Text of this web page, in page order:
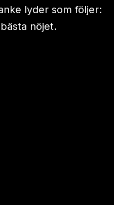
lyder som följer:
nöjet.